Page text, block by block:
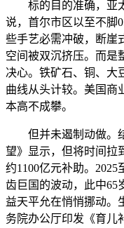
标的目的准确，亚太
说，首尔市区以至不脚
些手艺必需冲破，断崖
空间被双沉挤压。而是
决心。铁矿石、铜、大
曲线从头计较。美国商
本高不成攀。
但并未遏制动做。结
望》显示，但将时间拉
约1100亿元补助。
齿巨国的波动，此中65
益天平允在悄悄挪动。
务院办公厅印发《育儿